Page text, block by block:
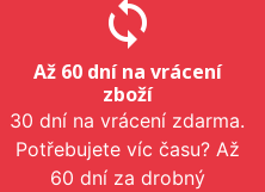
sync
Až 60 dní na vrácení
zboží
30 dní na vrácení zdarma.
Potřebujete víc času? Až
60 dní za drobný